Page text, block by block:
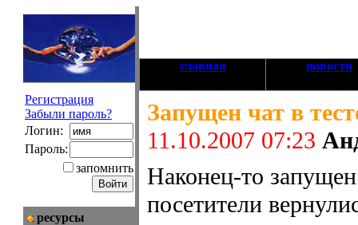
главная новости
Регистрация
Забыли пароль?
Логин:
Пароль:
запомнить
ресурсы
Запущен чат в
11.10.2007 07:23
Наконец-то
посетители